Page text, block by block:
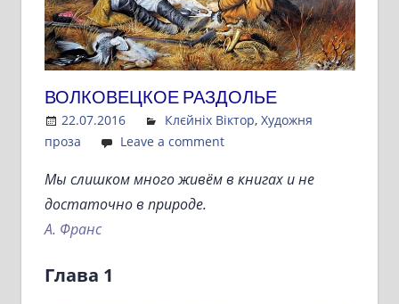
ВОЛКОВЕЦКОЕ РАЗДОЛЬЕ
22.07.2016 Admin
Клєйніх Віктор, Художня
проза
Leave a comment
Мы слишком много живём в книгах и не
достаточно в природе.
А. Франс
Глава 1